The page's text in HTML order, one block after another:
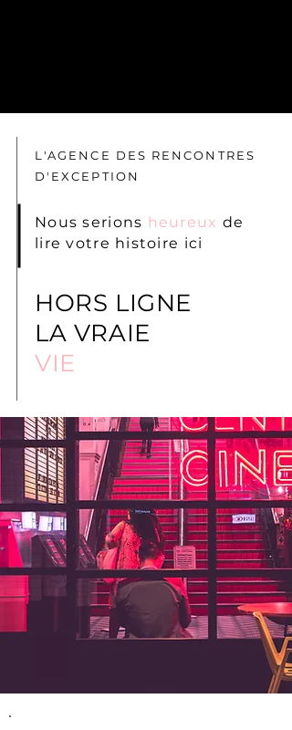
L'AGENCE DES RENCONTRES
D'EXCEPTION
Nous serions heureux de
lire votre histoire ici
HORS LIGNE
LA VRAIE
VIE